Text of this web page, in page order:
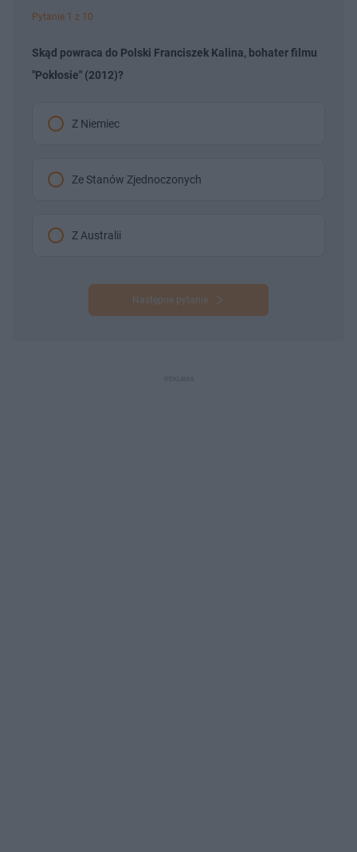
Pytanie 1 z 10
Skąd powraca do Polski Franciszek Kalina, bohater filmu
"Pokłosie" (2012)?
Z Niemiec
Ze Stanów Zjednoczonych
Z Australii
Następne pytanie